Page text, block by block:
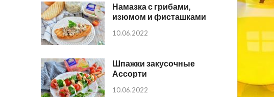
Намазка с грибами,
изюмом и фисташками
10.06.2022
Шпажки закусочные
Ассорти
10.06.2022